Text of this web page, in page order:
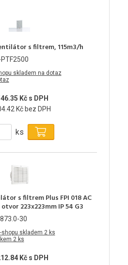
s filtrem, 115m3/h
PTF2500
skladem na dotaz
Kč s DPH
Kč bez DPH
ks
s filtrem Plus FPI 018 AC
223x223mm IP 54 G3
30
shopu skladem 2 ks
2 ks
Kč s DPH